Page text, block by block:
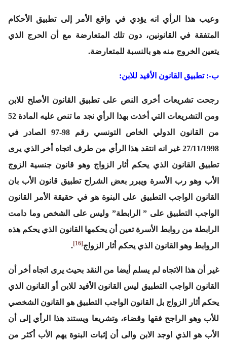
وعيب هذا الرأي انه يؤدي في واقع الأمر إلى تطبيق الأحكام
المتفقة في القانونين، دون تلك المتعارضة مع أن الحرج الذي
يتعين الخروج منه هو بالنسبة للمتعارضة.
ب-: تطبيق القانون الأفيد للابن:
رجحت تشريعات أخرى النص على تطبيق القانون الأصلح للابن
ومن التشريعات التي أخذت بهذا الرأي نجد ما تنص عليه المادة 52
من القانون الدولي الخاص التونسي رقم 98-97 الصادر في
27/11/1998 غير انه انتقد هذا الرأي من طرف اتجاه أخر الذي يرى
تطبيق القانون الذي يحكم أثار الزواج وهو قانون جنسية الزوج
الأب وهو رب الأسرة ويبرر بعض الشراح تطبيق قانون الأب بان
القانون الواجب التطبيق على البنوة هو في حقيقة الأمر القانون
الواجب التطبيق على ” الرابطة” وليس على الشخص وما دامت
الرابطة من روابط الأسرة تعين أن يحكمها القانون الذي يحكم هذه
الروابط وهو القانون الذي يحكم أثار الزواج[16]
.
غير أن هذا الاتجاه لم يسلم أيضا من النقد بحيث يرى اتجاه أخر أن
القانون الواجب التطبيق ليس القانون الأفيد للابن أو القانون الذي
يحكم أثار الزواج بل القانون الواجب التطبيق هو القانون الشخصي
للأب وهو الراجح فقها وقضاء، وتشريعا ويستند هذا الرأي إلى أن
الأب هو الذي اوجد الابن والى أن إثبات البنوة يهم الأب أكثر من